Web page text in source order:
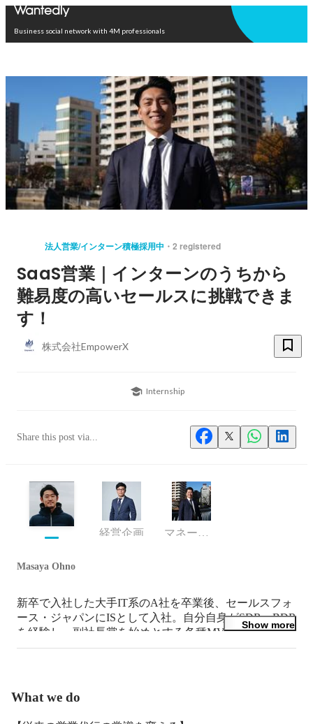
Business social network with 4M professionals
法人営業/インターン積極採用中 2 registered
SaaS営業｜インターンのうちから
難易度の高いセールスに挑戦できま
す！
株式会社EmpowerX
Internship
Share this post via...
経営企画 マネージャー
Masaya Ohno
新卒で入社した大手IT系のA社を卒業後、セールスフォ
ース・ジャパンにISとして入社。自分自身がSDR、BDR
を経験し、副社長賞を始めとする各種MVPを獲得。そ
の後、最短でFSへ昇格し、当時最速で年間予算の達成
社EmpowerXを創業。
Show more
What we do